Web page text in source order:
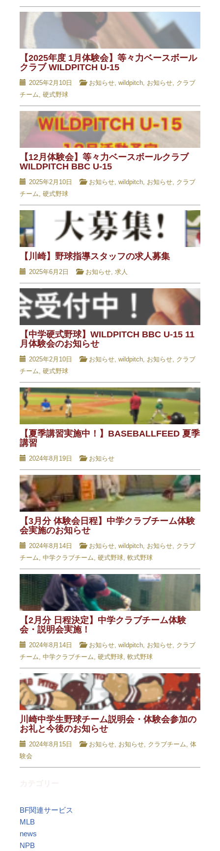
【2025年度 1月体験会】等々力ベースボール
クラブ WILDPITCH U-15
2025年2月10日 お知らせ, wildpitch, お知らせ, クラブ
チーム, 硬式野球
【12月体験会】等々力ベースボールクラブ
WILDPITCH BBC U-15
2025年2月10日 お知らせ, wildpitch, お知らせ, クラブ
チーム, 硬式野球
【川崎】野球指導スタッフの求人募集
2025年6月2日 お知らせ, 求人
【中学硬式野球】WILDPITCH BBC U-15 11
月体験会のお知らせ
2025年2月10日 お知らせ, wildpitch, お知らせ, クラブ
チーム, 硬式野球
【夏季講習実施中！】BASEBALLFEED 夏季
講習
2024年8月19日 お知らせ
【3月分 体験会日程】中学クラブチーム体験
会実施のお知らせ
2024年8月14日 お知らせ, wildpitch, お知らせ, クラブ
チーム, 中学クラブチーム, 硬式野球, 軟式野球
【2月分 日程決定】中学クラブチーム体験
会・説明会実施！
2024年8月14日 お知らせ, wildpitch, お知らせ, クラブ
チーム, 中学クラブチーム, 硬式野球, 軟式野球
川崎中学生野球チーム説明会・体験会参加の
お礼と今後のお知らせ
2024年8月15日 お知らせ, お知らせ, クラブチーム, 体
験会
BF関連サービス
MLB
news
NPB